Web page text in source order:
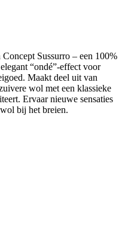
Sussurro – een 100%
“ondé”-effect voor
Maakt deel uit van
wol met een klassieke
Ervaar nieuwe sensaties
bij het breien.